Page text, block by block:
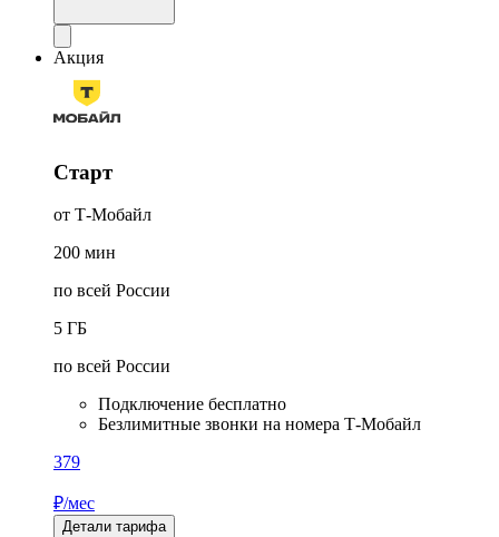
Акция
Старт
от Т‑Мобайл
200 мин
по всей России
5 ГБ
по всей России
Подключение бесплатно
Безлимитные звонки на номера Т‑Мобайл
379
₽/мес
Детали тарифа